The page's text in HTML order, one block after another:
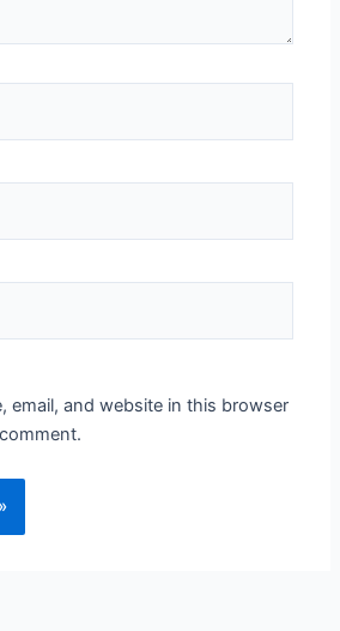
email, and website in this browser